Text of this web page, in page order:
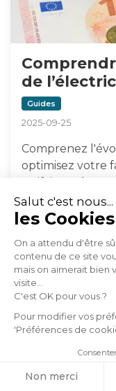
Salut c'est nous...
les
On a attendu d'être
contenu de ce site
mais on aimerait bien
visite...
C'est OK pour vous ?
Pour modifier vos
'Préférences de
Non merci
de
Guides
2025-09-25
Comprenez
optimisez votre
tarifaires,